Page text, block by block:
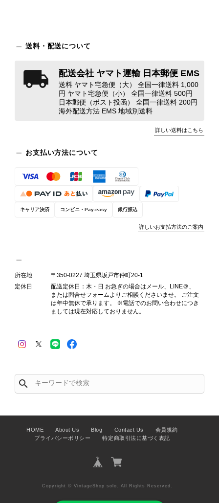
送料・配送について
配送会社 ヤマト運輸 日本郵便 EMS
送料 ヤマト宅急便（大） 全国一律送料 1,000
円 ヤマト宅急便（小） 全国一律送料 500円
日本郵便（ポスト投函） 全国一律送料 200円
海外配送方法 EMS 地域別送料
詳しい送料はこちら
お支払い方法について
キャリア決済 コンビニ・Pay-easy 銀行振込
詳しいお支払方法のご案内
所在地
〒350-0227 埼玉県坂戸市仲町20-1
定休日
配送定休日：木・日 お急ぎの場合はメール、LINE＠、
または問合せフォームよりご相談くださいませ。 ご注文
は年中無休で承ります。 ※電話でのお問い合わせにつき
ましては現在対応しておりません。
search
HOME About Us Blog Contact Us
会員規約
プライバシーポリシー
特定商取引法に基づく表記
Copyright © VintageShop solo. All Rights Reserved.